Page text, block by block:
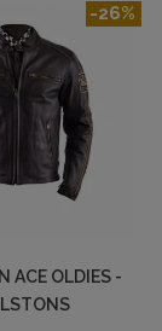
ACE OLDIES -
-26%